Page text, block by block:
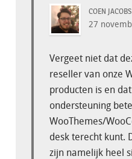
COEN JACOBS
27
Vergeet niet dat
reseller van onze
producten is en
ondersteuning
WooThemes/
desk terecht kunt.
zijn namelijk heel